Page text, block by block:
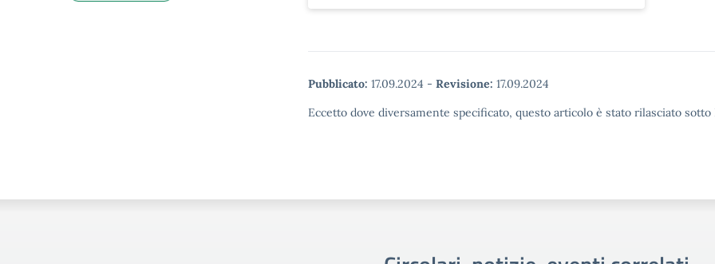
Pubblicato: 17.09.2024 - Revisione: 17.09.2024
Eccetto dove diversamente specificato, questo articolo è stato rilasciato